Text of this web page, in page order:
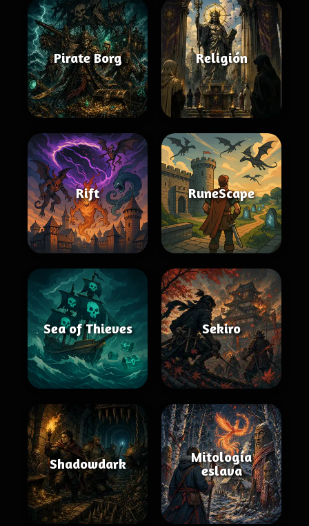
Pirate Borg Religión
Rift RuneScape
Sea of Thieves Sekiro
Shadowdark
Mitología
eslava